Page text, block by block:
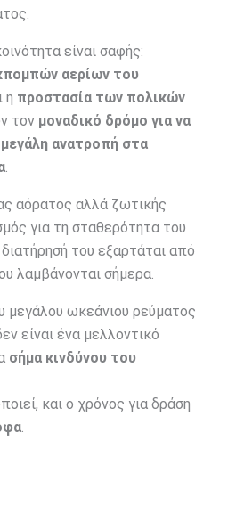
είναι σαφής:
αερίων του
η προστασία των πολικών
τον μοναδικό δρόμο για να
ανατροπή στα
.
αόρατος αλλά ζωτικής
για τη σταθερότητα του
του εξαρτάται από
λαμβάνονται σήμερα.
μεγάλου ωκεάνιου ρεύματος
είναι ένα μελλοντικό
σήμα κινδύνου του
και ο χρόνος για δράση
.